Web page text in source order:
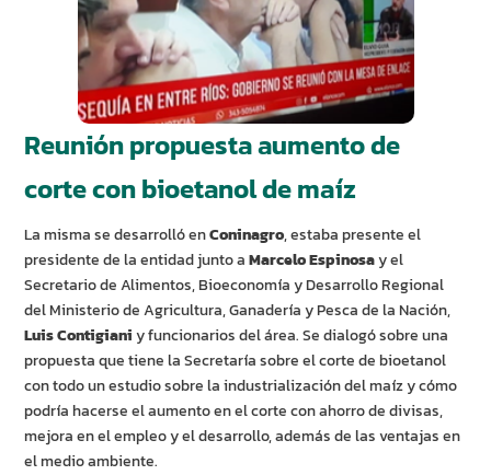
Reunión propuesta aumento de
corte con bioetanol de maíz
La misma se desarrolló enConinagro, estaba presente el
presidente de la entidad junto aMarcelo Espinosay el
Secretario de Alimentos, Bioeconomía y Desarrollo Regional
del Ministerio de Agricultura, Ganadería y Pesca de la Nación,
Luis Contigianiy funcionarios del área. Se dialogó sobre una
propuesta que tiene la Secretaría sobre el corte de bioetanol
con todo un estudio sobre la industrialización del maíz y cómo
podría hacerse el aumento en el corte con ahorro de divisas,
mejora en el empleo y el desarrollo, además de las ventajas en
el medio ambiente.